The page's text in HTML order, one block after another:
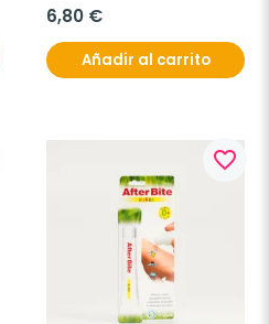
6,80 €
Añadir al carrito
favorite_border